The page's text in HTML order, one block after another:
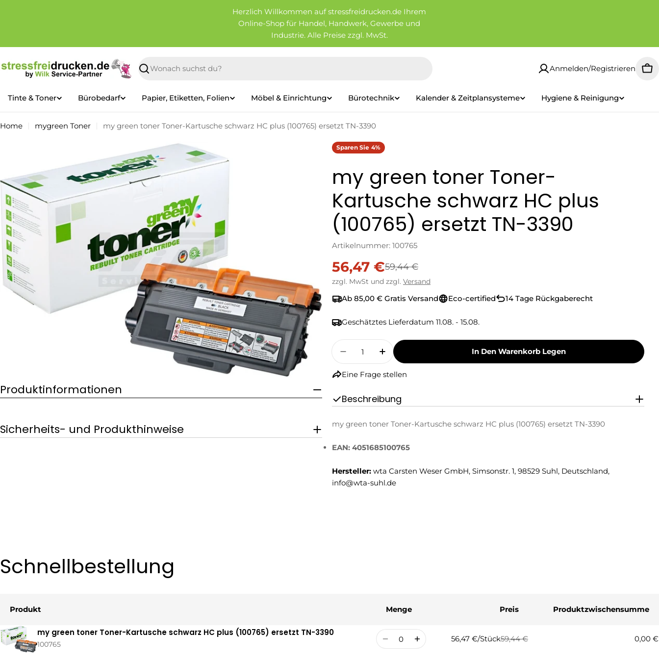
Herzlich Willkommen auf stressfreidrucken.de Ihrem
Online-Shop für Handel, Handwerk, Gewerbe und
Industrie. Alle Preise zzgl. MwSt.
Suchen
Anmelden/Registrieren
Tinte & Toner Bürobedarf Papier, Etiketten, Folien Möbel & Einrichtung Bürotechnik Kalender & Zeitplansysteme Hygiene & Reinigung
Home mygreen Toner my green toner Toner-Kartusche schwarz HC plus (100765) ersetzt TN-3390
Produktinformationen
Sie das Medium 0 im Modalformat
Produktinformationen
Sicherheits- und Produkthinweise
Sparen Sie 4%
my green toner Toner-
Kartusche schwarz HC plus
(100765) ersetzt TN-3390
Artikelnummer: 100765
Verkaufspreis
56,47 €
Regulärer
Preis
59,44 €
zzgl. MwSt und zzgl. Versand
Ab 85,00 € Gratis Versand Eco-certified 14 Tage Rückgaberecht
Geschätztes Lieferdatum 11.08. - 15.08.
Menge
Menge Für My Green Toner Toner-Kartusche Schwarz HC Plus
Menge Für My Green Toner Toner-Kartusche Schwarz HC
In Den Warenkorb Legen
Eine Frage stellen
Beschreibung
my green toner Toner-Kartusche schwarz HC plus (100765) ersetzt TN-3390
EAN: 4051685100765
Hersteller: wta Carsten Weser GmbH, Simsonstr. 1, 98529 Suhl, Deutschland,
info@wta-suhl.de
Schnellbestellung
Ihr
Warenkorb
Produkt Menge Preis Produktzwischensumme
my green toner Toner-Kartusche schwarz HC plus (100765) ersetzt TN-3390
100765
Menge 56,47 €/Stück
Regulärer
59,44 €
Verkaufspreis
0,00 €